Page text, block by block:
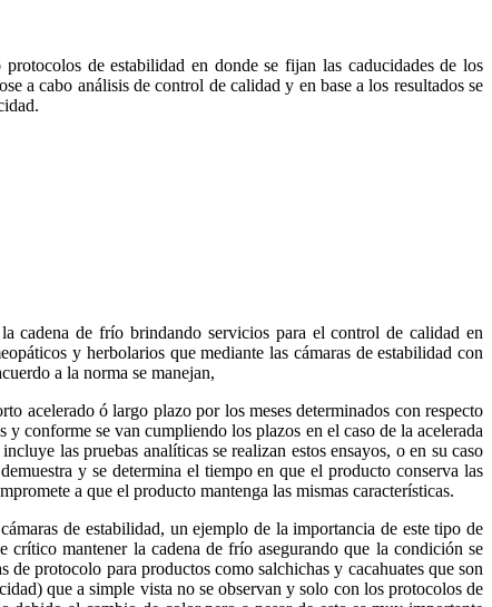
de estabilidad en donde se fijan las caducidades de los
a cabo análisis de control de calidad y en base a los resultados se
de frío brindando servicios para el control de calidad en
y herbolarios que mediante las cámaras de estabilidad con
a la norma se manejan,
acelerado ó largo plazo por los meses determinados con respecto
conforme se van cumpliendo los plazos en el caso de la acelerada
las pruebas analíticas se realizan estos ensayos, o en su caso
y se determina el tiempo en que el producto conserva las
a que el producto mantenga las mismas características.
de estabilidad, un ejemplo de la importancia de este tipo de
crítico mantener la cadena de frío asegurando que la condición se
protocolo para productos como salchichas y cacahuates que son
que a simple vista no se observan y solo con los protocolos de